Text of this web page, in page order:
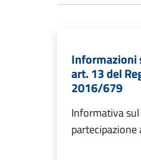
Informazioni
art. 13 del
2016/679
Informativa
partecipazione